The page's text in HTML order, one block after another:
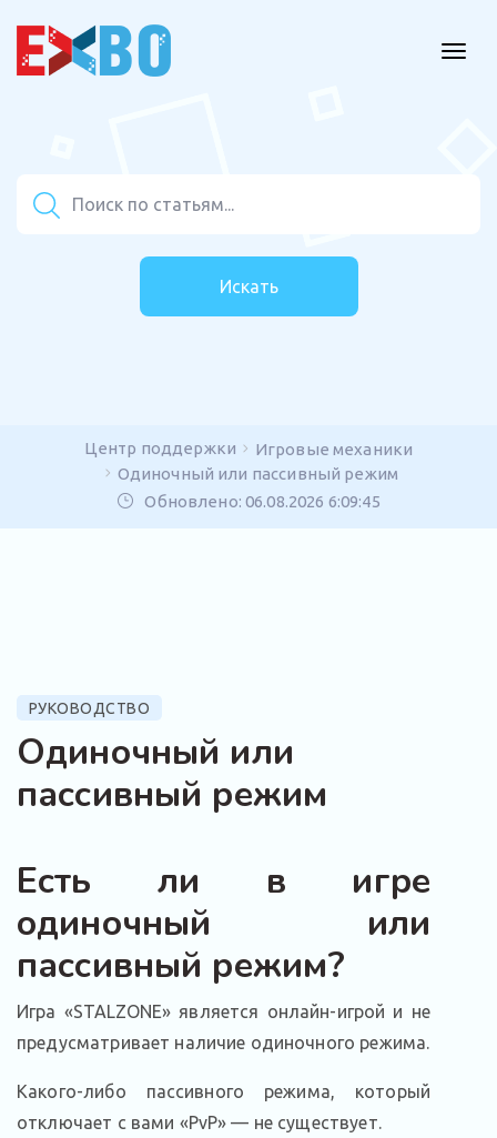
Искать
Центр поддержки
Игровые механики
Одиночный или пассивный режим
Обновлено: 06.08.2026 6:09:45
РУКОВОДСТВО
Одиночный или
пассивный режим
Есть ли в игре
одиночный или
пассивный режим?
Игра «STALZONE» является онлайн-игрой и не
предусматривает наличие одиночного режима.
Какого-либо пассивного режима, который
отключает с вами «PvP» — не существует.